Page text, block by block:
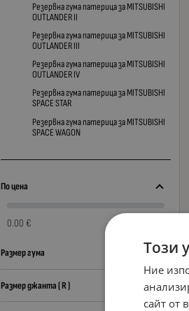
Резервна гума патерица за MITSUBISHI
OUTLANDER II
Резервна гума патерица за MITSUBISHI
OUTLANDER III
Резервна гума патерица за MITSUBISHI
OUTLANDER IV
Резервна гума патерица за MITSUBISHI
SPACE STAR
Резервна гума патерица за MITSUBISHI
SPACE WAGON
По цена
0.00 €
Размер гума
Размер джанта ( R )
Този
Ние
сайт от